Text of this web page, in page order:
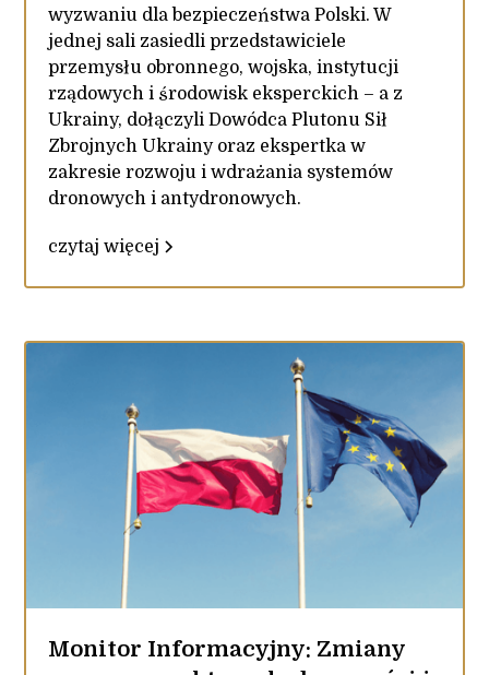
wyzwaniu dla bezpieczeństwa Polski. W
jednej sali zasiedli przedstawiciele
przemysłu obronnego, wojska, instytucji
rządowych i środowisk eksperckich – a z
Ukrainy, dołączyli Dowódca Plutonu Sił
Zbrojnych Ukrainy oraz ekspertka w
zakresie rozwoju i wdrażania systemów
dronowych i antydronowych.
czytaj więcej
Monitor Informacyjny: Zmiany